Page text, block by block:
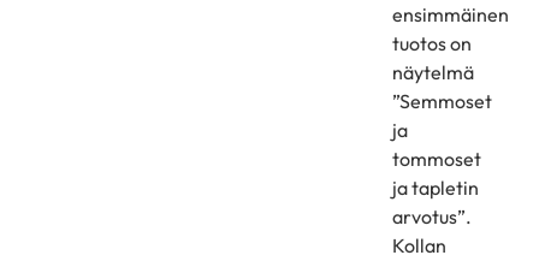
ensimmäinen
tuotos on
näytelmä
”Semmoset
ja
tommoset
ja tapletin
arvotus”.
Kollan